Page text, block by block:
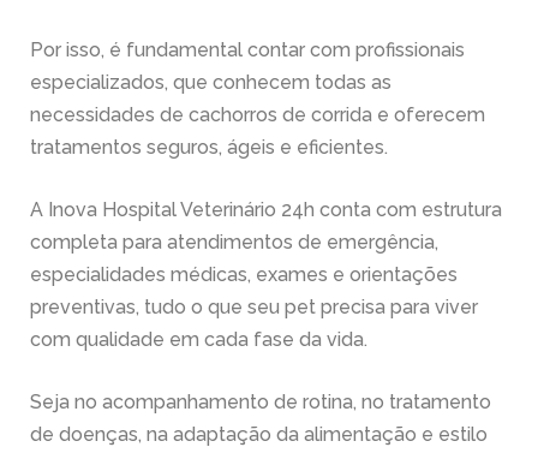
Por isso, é fundamental contar com profissionais
especializados, que conhecem todas as
necessidades de cachorros de corrida e oferecem
tratamentos seguros, ágeis e eficientes.
A Inova Hospital Veterinário 24h conta com estrutura
completa para atendimentos de emergência,
especialidades médicas, exames e orientações
preventivas, tudo o que seu pet precisa para viver
com qualidade em cada fase da vida.
Seja no acompanhamento de rotina, no tratamento
de doenças, na adaptação da alimentação e estilo